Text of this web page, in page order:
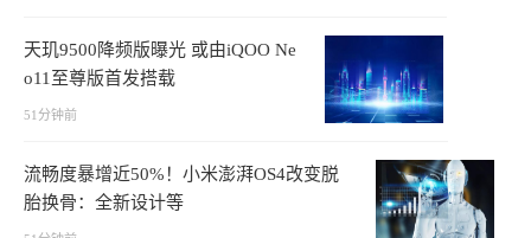
天玑9500降频版曝光 或由iQOO Ne
o11至尊版首发搭载
51分钟前
流畅度暴增近50%！小米澎湃OS4改变脱
胎换骨：全新设计等